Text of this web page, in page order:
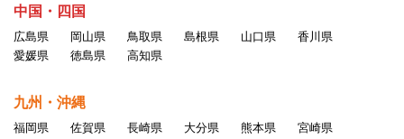
・その他公序良俗、一般常識に反する行為、当社が不適切と判
断した行為
めたしかるべき処置をとるものと
します。
中国・四国
広島県 岡山県 鳥取県 島根県 山口県
香川県
愛媛県
徳島県 高知県
九州・沖縄
福岡県 佐賀県 長崎県 大分県 熊本県 宮崎県